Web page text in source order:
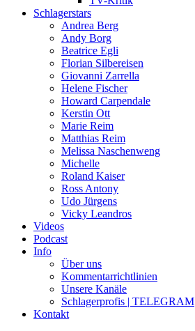
Schlagerstars
Andrea Berg
Andy Borg
Beatrice Egli
Florian Silbereisen
Giovanni Zarrella
Helene Fischer
Howard Carpendale
Kerstin Ott
Marie Reim
Matthias Reim
Melissa Naschenweng
Michelle
Roland Kaiser
Ross Antony
Udo Jürgens
Vicky Leandros
Videos
Podcast
Info
Über uns
Kommentarrichtlinien
Unsere Kanäle
Schlagerprofis | TELEGRAM
Kontakt